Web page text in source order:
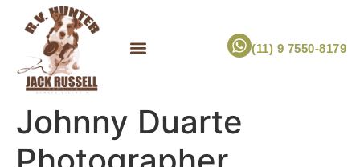
(11) 9 7550-8179
Johnny Duarte